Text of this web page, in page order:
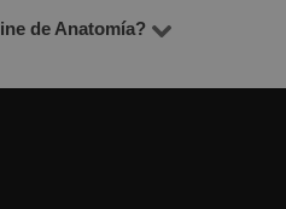
académica. Busca
de contacto).
por Zoom o Google Meet.
de Anatomía?